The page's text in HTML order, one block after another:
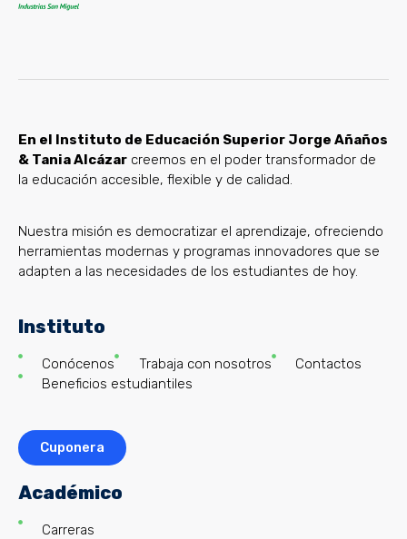
En el Instituto de Educación Superior Jorge Añaños
& Tania Alcázar creemos en el poder transformador de
la educación accesible, flexible y de calidad.
Nuestra misión es democratizar el aprendizaje, ofreciendo
herramientas modernas y programas innovadores que se
adapten a las necesidades de los estudiantes de hoy.
Instituto
Conócenos Trabaja con nosotros
Contactos
Beneficios estudiantiles
Cuponera
Académico
Carreras